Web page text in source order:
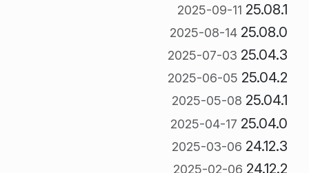
25.08.1
2025-09-11
25.08.0
2025-08-14
25.04.3
2025-07-03
25.04.2
2025-06-05
25.04.1
2025-05-08
25.04.0
2025-04-17
24.12.3
2025-03-06
24.12.2
2025-02-06